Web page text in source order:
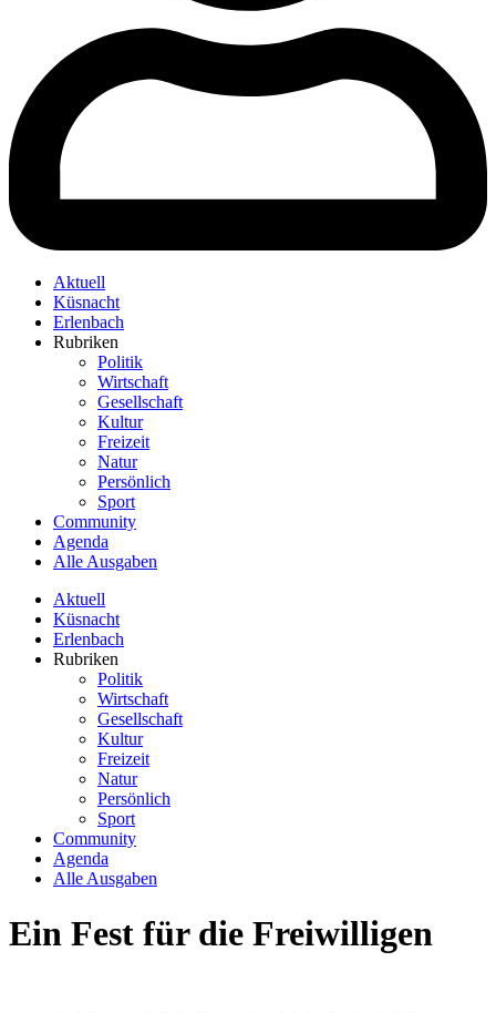
Aktuell
Küsnacht
Erlenbach
Rubriken
Politik
Wirtschaft
Gesellschaft
Kultur
Freizeit
Natur
Persönlich
Sport
Community
Agenda
Alle Ausgaben
Aktuell
Küsnacht
Erlenbach
Rubriken
Politik
Wirtschaft
Gesellschaft
Kultur
Freizeit
Natur
Persönlich
Sport
Community
Agenda
Alle Ausgaben
Ein Fest für die Freiwilligen